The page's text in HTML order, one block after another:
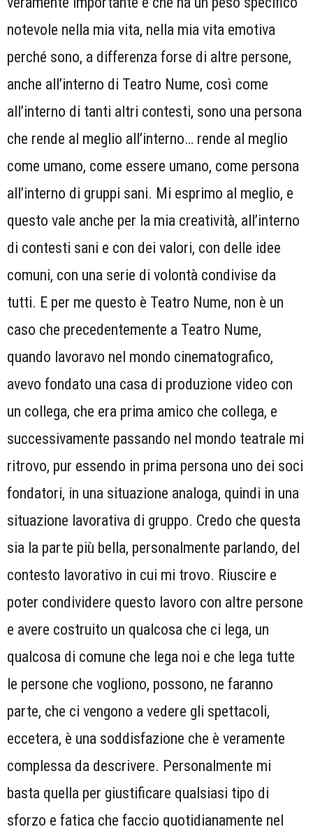
notevole nella mia vita, nella mia vita emotiva
perché sono, a differenza forse di altre persone,
anche all’interno di Teatro Nume, così come
all’interno di tanti altri contesti, sono una persona
che rende al meglio all’interno… rende al meglio
come umano, come essere umano, come persona
all’interno di gruppi sani. Mi esprimo al meglio, e
questo vale anche per la mia creatività, all’interno
di contesti sani e con dei valori, con delle idee
comuni, con una serie di volontà condivise da
tutti. E per me questo è Teatro Nume, non è un
caso che precedentemente a Teatro Nume,
quando lavoravo nel mondo cinematografico,
avevo fondato una casa di produzione video con
un collega, che era prima amico che collega, e
successivamente passando nel mondo teatrale mi
ritrovo, pur essendo in prima persona uno dei soci
fondatori, in una situazione analoga, quindi in una
situazione lavorativa di gruppo. Credo che questa
sia la parte più bella, personalmente parlando, del
contesto lavorativo in cui mi trovo. Riuscire e
poter condividere questo lavoro con altre persone
e avere costruito un qualcosa che ci lega, un
qualcosa di comune che lega noi e che lega tutte
le persone che vogliono, possono, ne faranno
parte, che ci vengono a vedere gli spettacoli,
eccetera, è una soddisfazione che è veramente
complessa da descrivere. Personalmente mi
basta quella per giustificare qualsiasi tipo di
sforzo e fatica che faccio quotidianamente nel